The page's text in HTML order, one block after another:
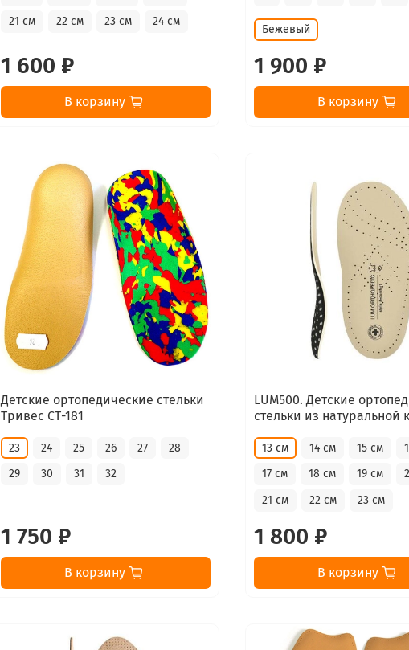
21 см
22 см 23 см 24 см
1 600 ₽
В корзину
Бежевый
1 900 ₽
В корзину
Детские ортопедические стельки
Тривес СТ-181
23 24 25 26 27
28
29
30 31 32
1 750 ₽
В корзину
LUM500. Детские
стельки из натуральной
13 см 14 см 15 см
17 см
18 см 19 см
21 см
22 см 23 см
1 800 ₽
В корзину